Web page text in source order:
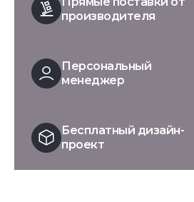
производителя
Персональный
менеджер
Бесплатный дизайн-
проект